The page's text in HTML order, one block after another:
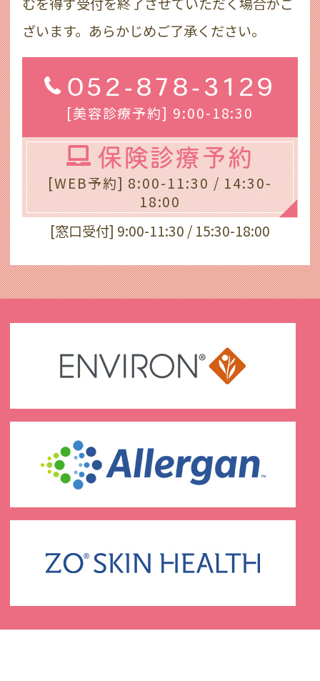
ざいます。あらかじめご了承ください。
052-878-3129
[美容診療予約] 9:00-18:30
保険診療予約
[WEB予約] 8:00-11:30 / 14:30-
18:00
[窓口受付] 9:00-11:30 / 15:30-18:00